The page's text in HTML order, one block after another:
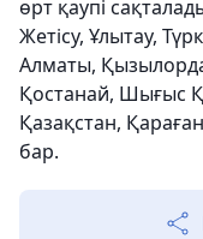
өрт қаупі
Жетісу, Ұлытау,
Алматы,
Қостанай, Шығыс
Қазақстан,
бар.